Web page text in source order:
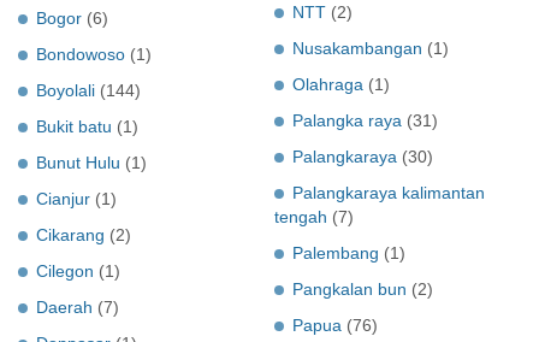
Bogor (6)
Bondowoso (1)
Boyolali (144)
Bukit batu (1)
Bunut Hulu (1)
Cianjur (1)
Cikarang (2)
Cilegon (1)
Daerah (7)
NTT (2)
Nusakambangan (1)
Olahraga (1)
Palangka raya (31)
Palangkaraya (30)
Palangkaraya kalimantan
tengah (7)
Palembang (1)
Pangkalan bun (2)
Papua (76)